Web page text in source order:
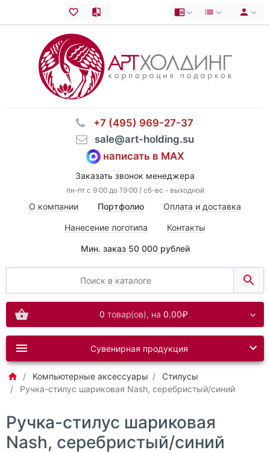
⠀+7 (495) 969-27-37
⠀sale@art-holding.su
написать в MAX
Заказать звонок менеджера
пн-пт с 9:00 до 19:00 / сб-вс - выходной
О компании Портфолио Оплата и доставка
Нанесение логотипа Контакты
Мин. заказ 50 000 рублей
0 товар(ов), на 0.00₽
Сувенирная продукция
Компьютерные аксессуары
Стилусы
Ручка-стилус шариковая Nash, серебристый/синий
Ручка-стилус шариковая
Nash, серебристый/синий